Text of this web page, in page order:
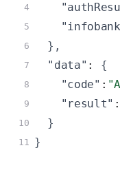
4
5
6 } ,
7 "data" : {
8 "code" :
9 "result" :
10 }
11 }